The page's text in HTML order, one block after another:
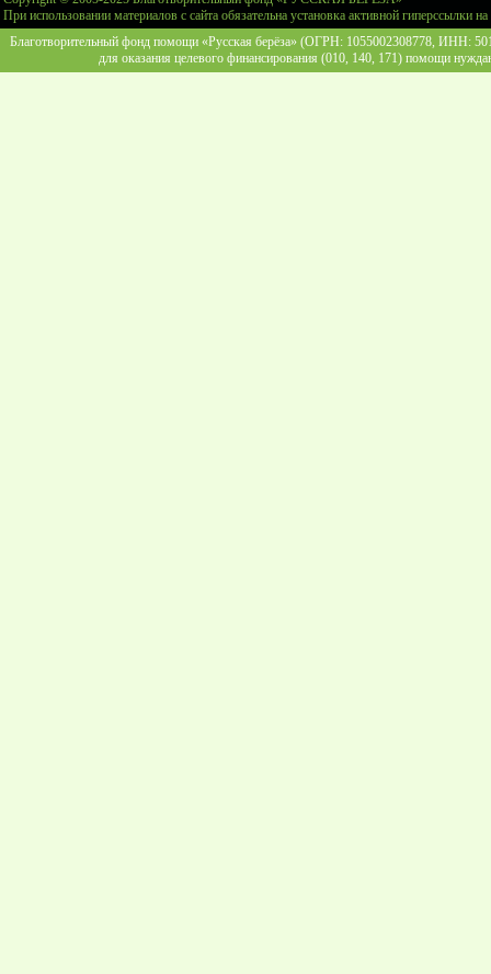
При использовании материалов с сайта обязательна установка активной гиперссылки
Благотворительный фонд помощи «Русская берёза» (ОГРН: 1055002308778, ИНН:
для оказания целевого финансирования (010, 140, 171) помощи